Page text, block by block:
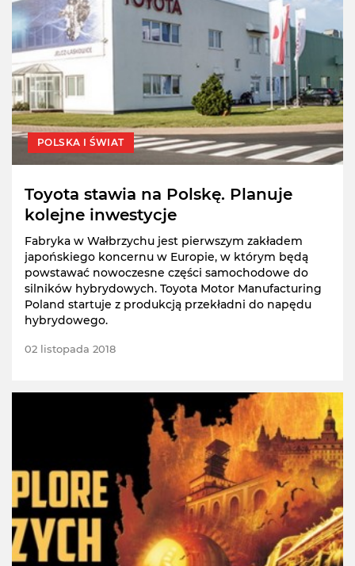
POLSKA I ŚWIAT
Toyota stawia na Polskę. Planuje
kolejne inwestycje
Fabryka w Wałbrzychu jest pierwszym zakładem
japońskiego koncernu w Europie, w którym będą
powstawać nowoczesne części samochodowe do
silników hybrydowych. Toyota Motor Manufacturing
Poland startuje z produkcją przekładni do napędu
hybrydowego.
02 listopada 2018